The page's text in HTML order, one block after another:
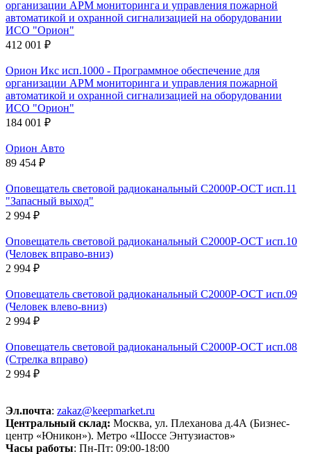
организации АРМ мониторинга и управления пожарной
автоматикой и охранной сигнализацией на оборудовании
ИСО "Орион"
412 001 ₽
Орион Икс исп.1000 - Программное обеспечение для
организации АРМ мониторинга и управления пожарной
автоматикой и охранной сигнализацией на оборудовании
ИСО "Орион"
184 001 ₽
Орион Авто
89 454 ₽
Оповещатель световой радиоканальный С2000Р-ОСТ исп.11
"Запасный выход"
2 994 ₽
Оповещатель световой радиоканальный С2000Р-ОСТ исп.10
(Человек вправо-вниз)
2 994 ₽
Оповещатель световой радиоканальный С2000Р-ОСТ исп.09
(Человек влево-вниз)
2 994 ₽
Оповещатель световой радиоканальный С2000Р-ОСТ исп.08
(Стрелка вправо)
2 994 ₽
Эл.почта: zakaz@keepmarket.ru
Центральный склад: Москва, ул. Плеханова д.4А (Бизнес-
центр «Юникон»). Метро «Шоссе Энтузиастов»
Часы работы: Пн-Пт: 09:00-18:00